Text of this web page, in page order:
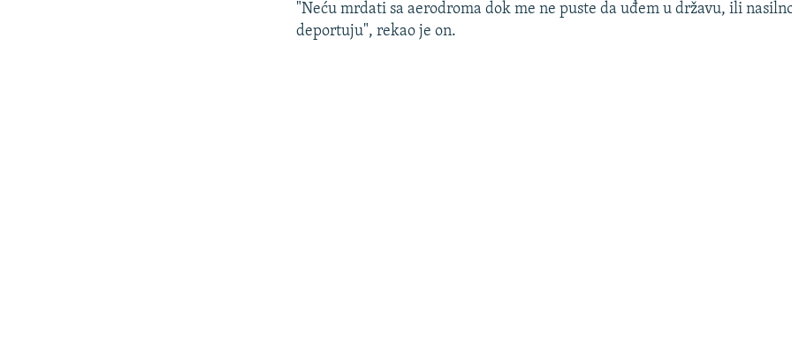
"Neću mrdati sa aerodroma dok me ne puste da uđem u državu, ili
deportuju", rekao je on.